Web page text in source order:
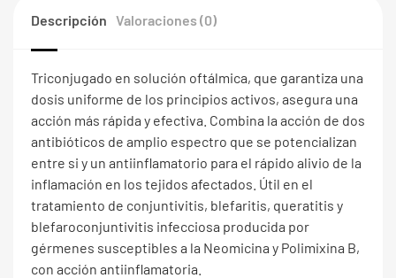
Descripción Valoraciones (0)
Triconjugado en solución oftálmica, que garantiza una
dosis uniforme de los principios activos, asegura una
acción más rápida y efectiva. Combina la acción de dos
antibióticos de amplio espectro que se potencializan
entre si y un antiinflamatorio para el rápido alivio de la
inflamación en los tejidos afectados. Útil en el
tratamiento de conjuntivitis, blefaritis, queratitis y
blefaroconjuntivitis infecciosa producida por
gérmenes susceptibles a la Neomicina y Polimixina B,
con acción antiinflamatoria.